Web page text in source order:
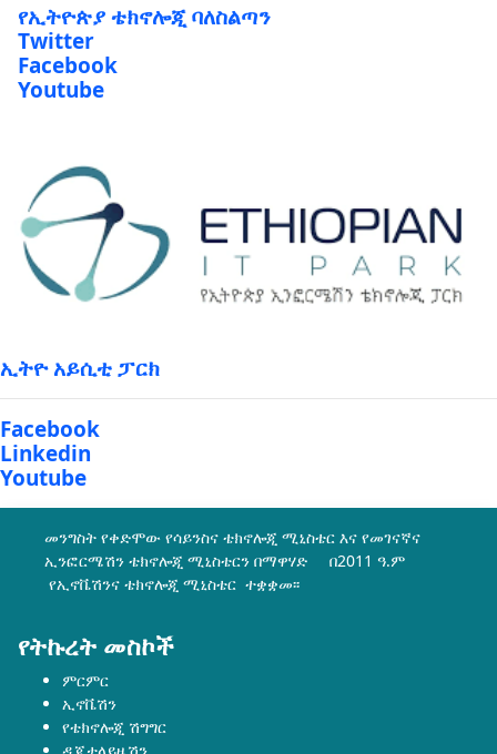
የኢትዮጵያ ቴክኖሎጂ ባለስልጣን
Twitter
Facebook
Youtube
ኢትዮ አይሲቲ ፓርክ
Facebook
Linkedin
Youtube
መንግስት የቀድሞው የሳይንስና ቴክኖሎጂ ሚኒስቴር እና የመገናኛና
ኢንፎርሜሽን ቴክኖሎጂ ሚኒስቴርን በማዋሃድ በ2011 ዓ.ም
የኢኖቬሽንና ቴክኖሎጂ ሚኒስቴር ተቋቋመ፡፡
የትኩረት መስኮች
ምርምር
ኢኖቬሽን
የቴክኖሎጂ ሽግግር